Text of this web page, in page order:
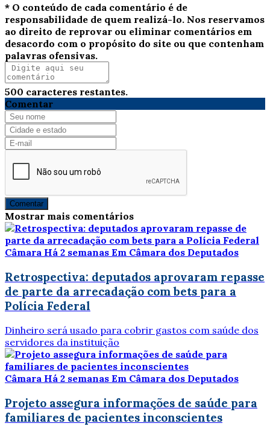
* O conteúdo de cada comentário é de
responsabilidade de quem realizá-lo. Nos reservamos
ao direito de reprovar ou eliminar comentários em
desacordo com o propósito do site ou que contenham
palavras ofensivas.
500 caracteres restantes.
Comentar
Comentar
Mostrar mais comentários
Câmara Há 2 semanas Em Câmara dos Deputados
Retrospectiva: deputados aprovaram repasse
de parte da arrecadação com bets para a
Polícia Federal
Dinheiro será usado para cobrir gastos com saúde dos
servidores da instituição
Câmara Há 2 semanas Em Câmara dos Deputados
Projeto assegura informações de saúde para
familiares de pacientes inconscientes